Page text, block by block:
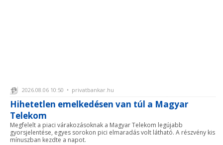
2026.08.06 10:50 • privatbankar.hu
Hihetetlen emelkedésen van túl a Magyar
Telekom
Megfelelt a piaci várakozásoknak a Magyar Telekom legújabb
gyorsjelentése, egyes sorokon pici elmaradás volt látható. A részvény kis
mínuszban kezdte a napot.